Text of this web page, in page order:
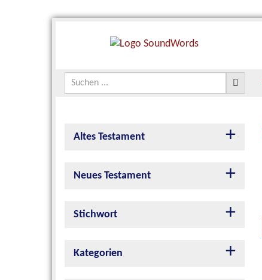
Altes Testament
Neues Testament
Stichwort
Kategorien